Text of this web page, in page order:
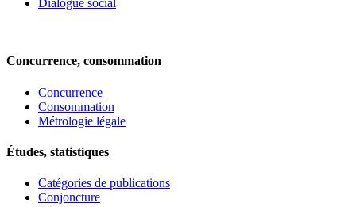
Dialogue social
Concurrence, consommation
Concurrence
Consommation
Métrologie légale
Études, statistiques
Catégories de publications
Conjoncture